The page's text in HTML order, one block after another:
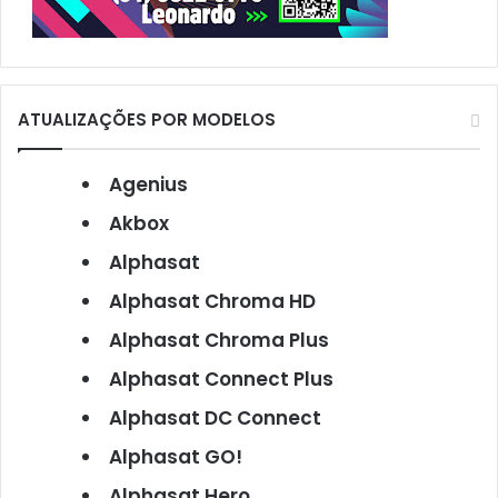
ATUALIZAÇÕES POR MODELOS
Agenius
Akbox
Alphasat
Alphasat Chroma HD
Alphasat Chroma Plus
Alphasat Connect Plus
Alphasat DC Connect
Alphasat GO!